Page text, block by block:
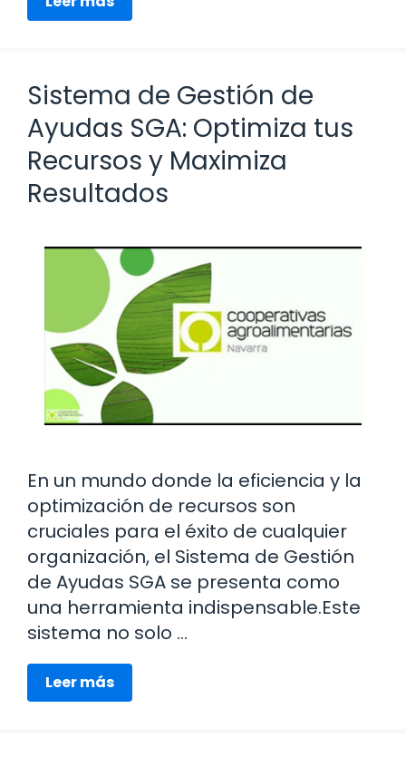
Sistema de Gestión de
Ayudas SGA: Optimiza tus
Recursos y Maximiza
Resultados
En un mundo donde la eficiencia y la
optimización de recursos son
cruciales para el éxito de cualquier
organización, el Sistema de Gestión
de Ayudas SGA se presenta como
una herramienta indispensable.Este
sistema no solo …
Leer más